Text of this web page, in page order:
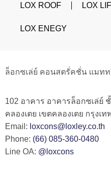
LOX ROOF LOX
LOX ENEGY
ล็อกซเล่ย์ คอนสตรั่คชั่น แมทท
102 อาคาร อาคารล็อกซเล่ย์
คลองเตย เขตคลองเตย กรุงเ
Email: loxcons@loxley.co.th
Phone: (66) 085-360-0480
Line OA: @loxcons